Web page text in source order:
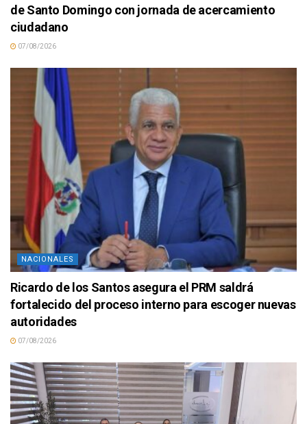
de Santo Domingo con jornada de acercamiento
ciudadano
07/08/2026
NACIONALES
Ricardo de los Santos asegura el PRM saldrá
fortalecido del proceso interno para escoger nuevas
autoridades
07/08/2026